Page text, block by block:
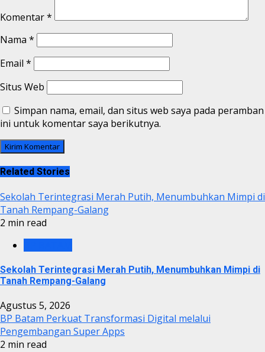
Komentar*
Nama *
Email *
Situs Web
Simpan nama, email, dan situs web saya pada peramban
ini untuk komentar saya berikutnya.
Related Stories
Sekolah Terintegrasi Merah Putih, Menumbuhkan Mimpi di
Tanah Rempang-Galang
2 min read
Sekolah Terintegrasi Merah Putih, Menumbuhkan Mimpi di
Tanah Rempang-Galang
Agustus 5, 2026
BP Batam Perkuat Transformasi Digital melalui
Pengembangan Super Apps
2 min read